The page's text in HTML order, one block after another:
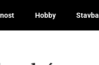
Hobby Stavba